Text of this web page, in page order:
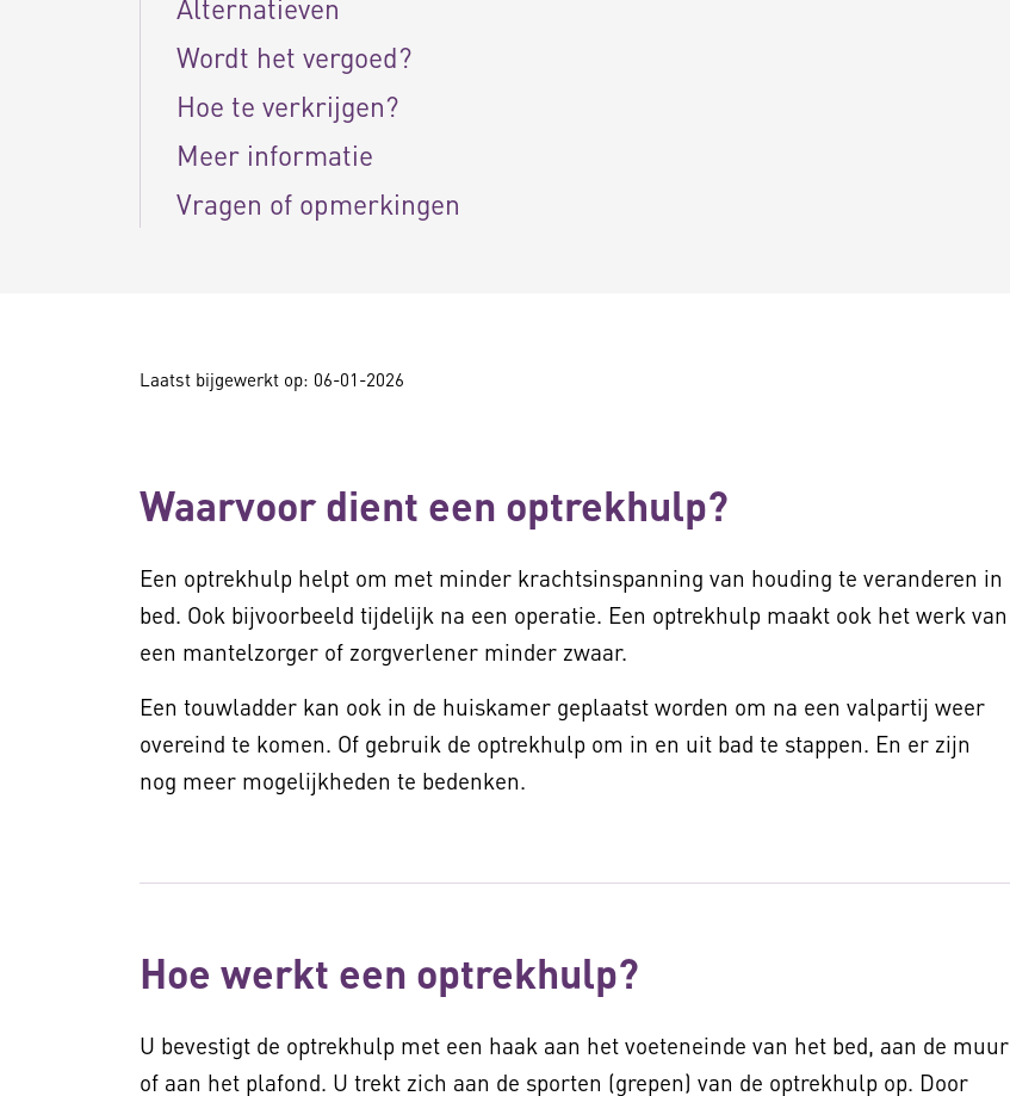
Alternatieven
Wordt het vergoed?
Hoe te verkrijgen?
Meer informatie
Vragen of opmerkingen
Laatst bijgewerkt op: 06-01-2026
Waarvoor dient een optrekhulp?
Een optrekhulp helpt om met minder krachtsinspanning van houding te veranderen in
bed. Ook bijvoorbeeld tijdelijk na een operatie. Een optrekhulp maakt ook het werk van
een mantelzorger of zorgverlener minder zwaar.
Een touwladder kan ook in de huiskamer geplaatst worden om na een valpartij weer
overeind te komen. Of gebruik de optrekhulp om in en uit bad te stappen. En er zijn
nog meer mogelijkheden te bedenken.
Hoe werkt een optrekhulp?
U bevestigt de optrekhulp met een haak aan het voeteneinde van het bed, aan de muur
of aan het plafond. U trekt zich aan de sporten (grepen) van de optrekhulp op. Door